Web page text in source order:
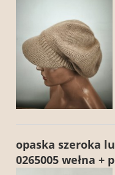
opaska szeroka
0265005 wełna +